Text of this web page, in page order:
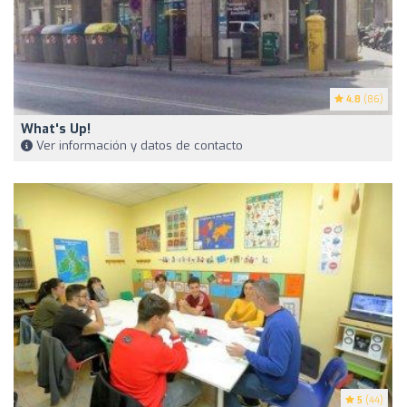
4.8 (86)
What's Up!
Ver información y datos de contacto
5 (44)